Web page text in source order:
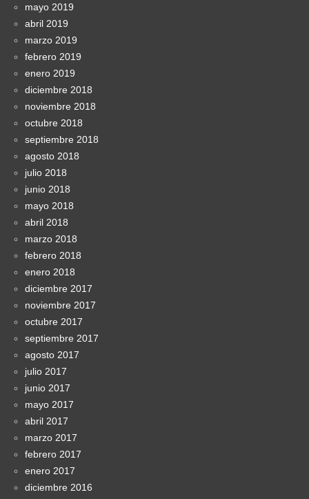
mayo 2019
abril 2019
marzo 2019
febrero 2019
enero 2019
diciembre 2018
noviembre 2018
octubre 2018
septiembre 2018
agosto 2018
julio 2018
junio 2018
mayo 2018
abril 2018
marzo 2018
febrero 2018
enero 2018
diciembre 2017
noviembre 2017
octubre 2017
septiembre 2017
agosto 2017
julio 2017
junio 2017
mayo 2017
abril 2017
marzo 2017
febrero 2017
enero 2017
diciembre 2016